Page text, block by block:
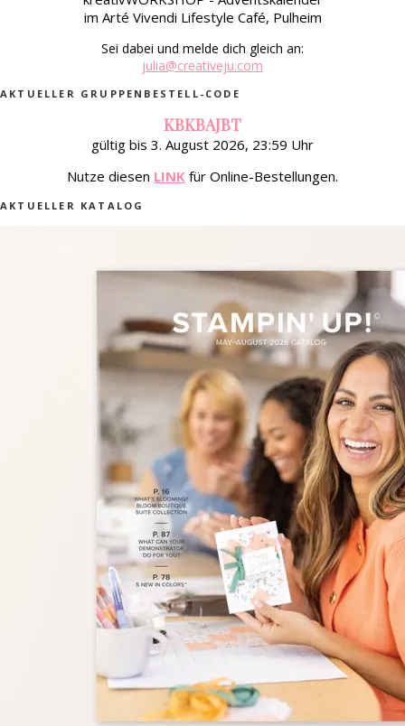
im Arté Vivendi Lifestyle Café, Pulheim
Sei dabei und melde dich gleich an:
julia@creativeju.com
AKTUELLER GRUPPENBESTELL-CODE
KBKBAJBT
gültig bis 3. August 2026, 23:59 Uhr
Nutze diesen LINK für Online-Bestellungen.
AKTUELLER KATALOG